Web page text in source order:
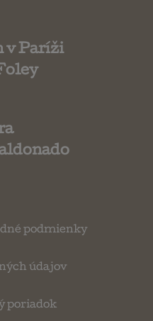
v Paríži
podmienky
údajov
poriadok